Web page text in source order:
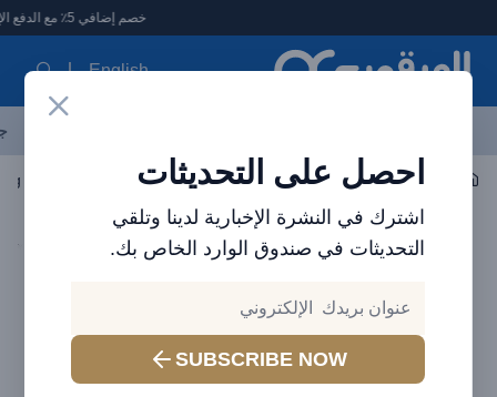
العرقوب - متجر الإلكترونيات في الإمارات
خصم إضافي 5٪ مع الدفع الإلكتروني
English
احصل على التحديثات
اشترك في النشرة الإخبارية لدينا وتلقي
التحديثات في صندوق الوارد الخاص بك.
SUBSCRIBE NOW
صوتي سماعة الأذن / سماعة الرأس 2.4A 1M Gray Black